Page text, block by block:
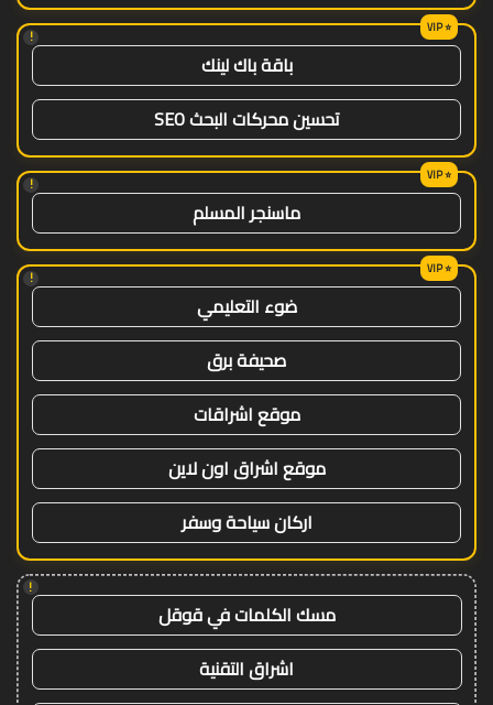
!
باقة باك لينك
تحسين محركات البحث SEO
!
ماسنجر المسلم
!
ضوء التعليمي
صحيفة برق
موقع اشراقات
موقع اشراق اون لاين
اركان سياحة وسفر
!
مسك الكلمات في قوقل
اشراق التقنية